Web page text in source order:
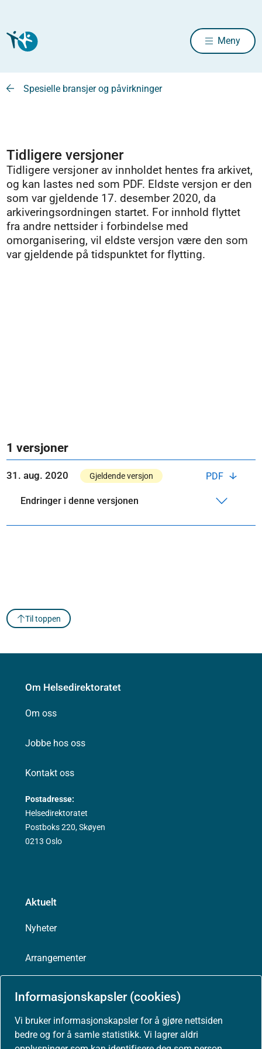
Informasjonskapsler (cookies)
Vi bruker informasjonskapsler for å gjøre nettsiden
bedre og for å samle statistikk. Vi lagrer aldri
Meny
Spesielle bransjer og påvirkninger
Tidligere versjoner
Tidligere versjoner av innholdet hentes fra arkivet,
og kan lastes ned som PDF. Eldste versjon er den
som var gjeldende 17. desember 2020, da
arkiveringsordningen startet. For innhold flyttet
fra andre nettsider i forbindelse med
omorganisering, vil eldste versjon være den som
var gjeldende på tidspunktet for flytting.
1 versjoner
PDF
31. aug. 2020 Gjeldende versjon
Endringer i denne versjonen
Til toppen
Om Helsedirektoratet
Om oss
Jobbe hos oss
Kontakt oss
Postadresse:
Helsedirektoratet
Postboks 220, Skøyen
0213 Oslo
Aktuelt
Nyheter
Arrangementer
Presse